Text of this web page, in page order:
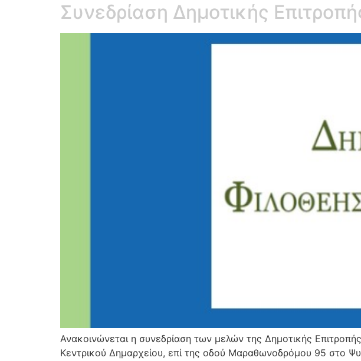
Συνεδρίαση Δημοτικής
Ανακοινώνεται η συνεδρίαση των μελών της Δημοτικής
Κεντρικού Δημαρχείου, επί της οδού Μαραθωνοδρόμου 95 στο